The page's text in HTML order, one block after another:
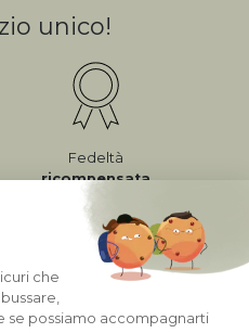
unico!
Fedeltà
ricompensata
sicuro